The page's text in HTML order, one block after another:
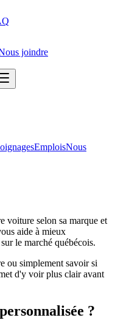
joindre
EmploisNous
voiture selon sa marque et
aide à mieux
le marché québécois.
ou simplement savoir si
d'y voir plus clair avant
?